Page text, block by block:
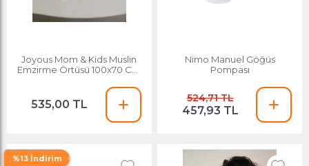
Joyous Mom & Kids Muslin
Emzirme Örtüsü 100x70 Cm
535,00 TL
Nimo Manuel Göğüs
Pompası
524,71 TL
457,93 TL
%13 İndirim